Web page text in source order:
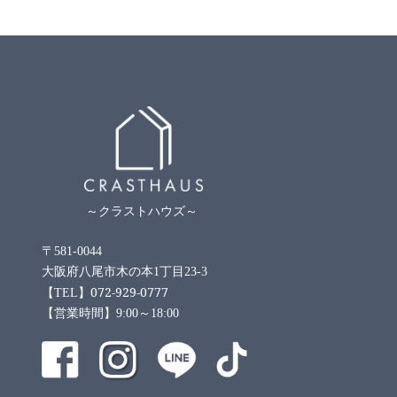
～クラストハウズ～
〒581-0044
大阪府八尾市木の本1丁目23-3
【TEL】 072-929-0777
【営業時間】9:00～18:00